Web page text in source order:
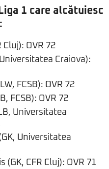
1 care alcătuiesc
Cluj): OVR 72
Craiova):
FCSB): OVR 72
FCSB): OVR 72
Universitatea
Universitatea
(GK, CFR Cluj): OVR 71